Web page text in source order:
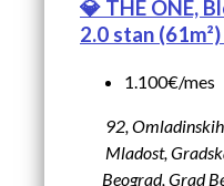
💎 THE ONE,
2.0 stan
1.100€/mes
92,
Mladost,
Beograd, Grad